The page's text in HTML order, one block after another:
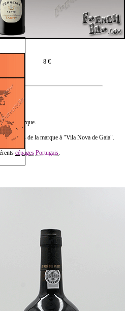
8 €
de la marque.
les caves de la marque à "Vila Nova de Gaia".
cépages Portugais.